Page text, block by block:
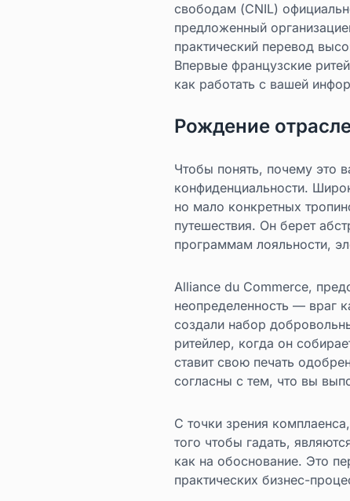
свободам (CNIL)
предложенный
практический перевод
Впервые французские
как работать с вашей
Рождение
Чтобы понять, почему это
конфиденциальности.
но мало конкретных
путешествия. Он берет
программам лояльности,
Alliance du Commerce,
неопределенность — враг
создали набор
ритейлер, когда он
ставит свою печать
согласны с тем, что вы
С точки зрения
того чтобы гадать,
как на обоснование. Это
практических бизнес-